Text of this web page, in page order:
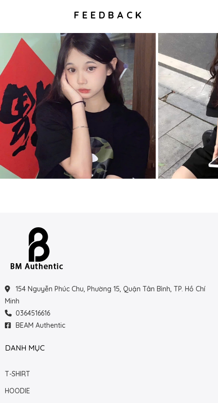
FEEDBACK
154 Nguyễn Phúc Chu, Phường 15, Quận Tân Bình, TP. Hồ Chí
Minh
0364516616
BEAM Authentic
DANH MỤC
T-SHIRT
HOODIE